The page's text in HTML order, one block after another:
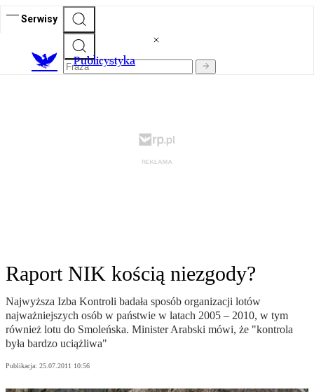
Serwisy
Publicystyka
Raport NIK kością niezgody?
Najwyższa Izba Kontroli badała sposób organizacji lotów
najważniejszych osób w państwie w latach 2005 – 2010, w tym
również lotu do Smoleńska. Minister Arabski mówi, że "kontrola
była bardzo uciążliwa"
Publikacja: 25.07.2011 10:56